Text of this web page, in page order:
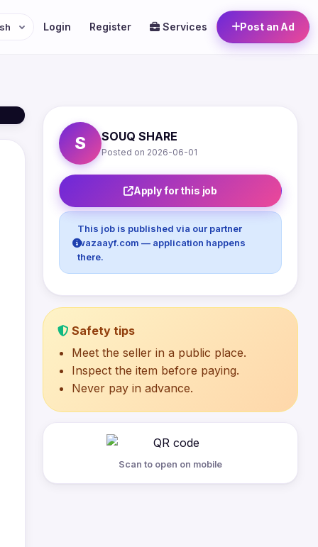
Login Register Services Post an Ad
S SOUQ SHARE
Posted on 2026-06-01
Apply for this job
This job is published via our partner
wazaayf.com — application happens
there.
Safety tips
Meet the seller in a public place.
Inspect the item before paying.
Never pay in advance.
Scan to open on mobile